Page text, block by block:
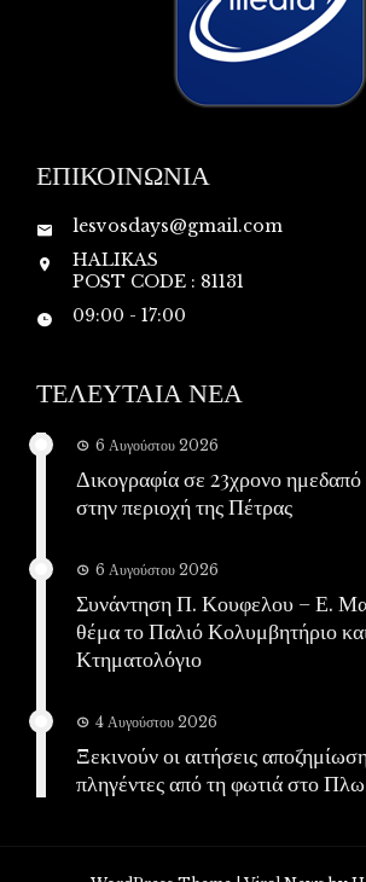
ΕΠΙΚΟΙΝΩΝΙΑ
lesvosdays@gmail.com
HALIKAS
POST CODE : 81131
09:00 - 17:00
ΤΕΛΕΥΤΑΙΑ ΝΕΑ
6 Αυγούστου 2026
Δικογραφία σε 23χρονο ημεδαπό
στην περιοχή της Πέτρας
6 Αυγούστου 2026
Συνάντηση Π. Κουφελου – Ε.
θέμα το Παλιό Κολυμβητήριο
Κτηματολόγιο
4 Αυγούστου 2026
Ξεκινούν οι αιτήσεις
πληγέντες από τη φωτιά στο